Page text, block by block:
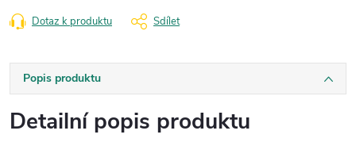
Dotaz k produktu Sdílet
Popis produktu
Detailní popis produktu